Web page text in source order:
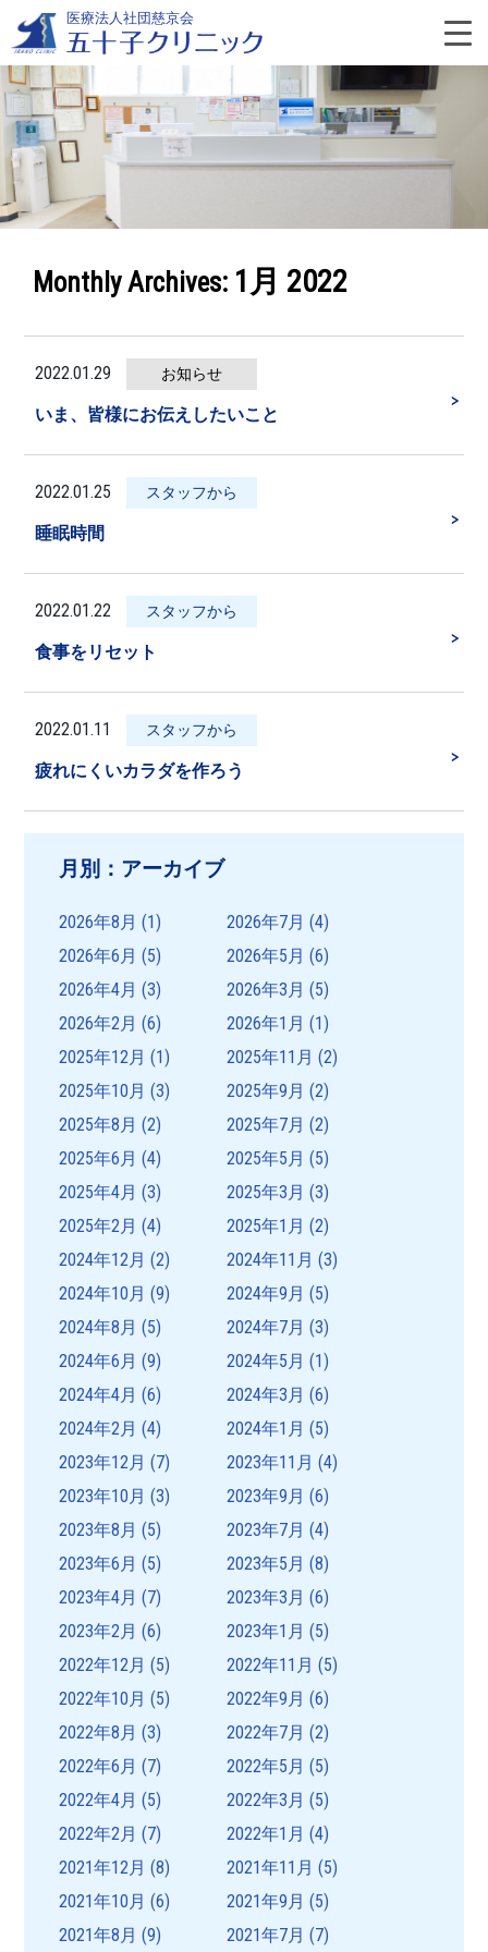
content
医療法人社団慈京会
Monthly Archives: 1月 2022
2022.01.29 お知らせ
いま、皆様にお伝えしたいこと
＞
2022.01.25 スタッフから
睡眠時間
＞
2022.01.22 スタッフから
食事をリセット
＞
2022.01.11 スタッフから
疲れにくいカラダを作ろう
＞
月別：アーカイブ
2026年8月 (1) 2026年7月 (4)
2026年6月 (5) 2026年5月 (6)
2026年4月 (3) 2026年3月 (5)
2026年2月 (6) 2026年1月 (1)
2025年12月 (1) 2025年11月 (2)
2025年10月 (3) 2025年9月 (2)
2025年8月 (2) 2025年7月 (2)
2025年6月 (4) 2025年5月 (5)
2025年4月 (3) 2025年3月 (3)
2025年2月 (4) 2025年1月 (2)
2024年12月 (2) 2024年11月 (3)
2024年10月 (9) 2024年9月 (5)
2024年8月 (5) 2024年7月 (3)
2024年6月 (9) 2024年5月 (1)
2024年4月 (6) 2024年3月 (6)
2024年2月 (4) 2024年1月 (5)
2023年12月 (7) 2023年11月 (4)
2023年10月 (3) 2023年9月 (6)
2023年8月 (5) 2023年7月 (4)
2023年6月 (5) 2023年5月 (8)
2023年4月 (7) 2023年3月 (6)
2023年2月 (6) 2023年1月 (5)
2022年12月 (5) 2022年11月 (5)
2022年10月 (5) 2022年9月 (6)
2022年8月 (3) 2022年7月 (2)
2022年6月 (7) 2022年5月 (5)
2022年4月 (5) 2022年3月 (5)
2022年2月 (7) 2022年1月 (4)
2021年12月 (8) 2021年11月 (5)
2021年10月 (6) 2021年9月 (5)
2021年8月 (9) 2021年7月 (7)